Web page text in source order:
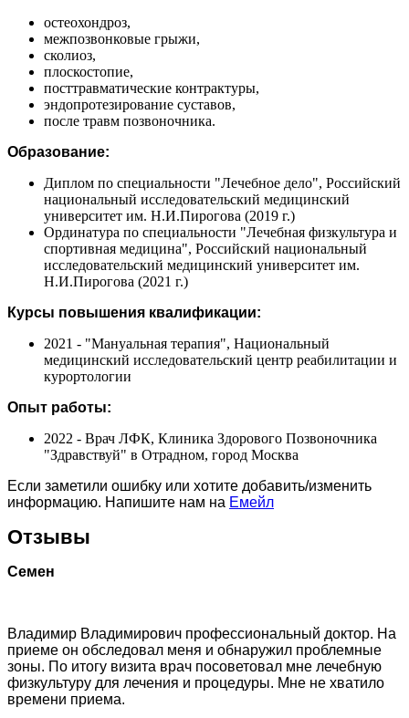
остеохондроз,
межпозвонковые грыжи,
сколиоз,
плоскостопие,
посттравматические контрактуры,
эндопротезирование суставов,
после травм позвоночника.
Образование:
Диплом по специальности "Лечебное дело", Российский
национальный исследовательский медицинский
университет им. Н.И.Пирогова (2019 г.)
Ординатура по специальности "Лечебная физкультура и
спортивная медицина", Российский национальный
исследовательский медицинский университет им.
Н.И.Пирогова (2021 г.)
Курсы повышения квалификации:
2021 - "Мануальная терапия", Национальный
медицинский исследовательский центр реабилитации и
курортологии
Опыт работы:
2022 - Врач ЛФК, Клиника Здорового Позвоночника
"Здравствуй" в Отрадном, город Москва
Если заметили ошибку или хотите добавить/изменить
информацию. Напишите нам на Емейл
Отзывы
Семен
Владимир Владимирович профессиональный доктор. На
приеме он обследовал меня и обнаружил проблемные
зоны. По итогу визита врач посоветовал мне лечебную
физкультуру для лечения и процедуры. Мне не хватило
времени приема.